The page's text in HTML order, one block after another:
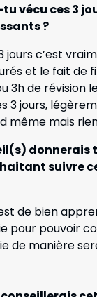
vécu ces 3
?
jours c’est
et le fait de
3h de révision
3 jours,
même mais
donnerais
suivre
de bien
pour pouvoir
de manière